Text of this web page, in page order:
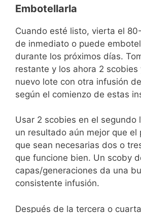
Embotellarla
Cuando esté listo, vierta el
de inmediato o puede
durante los próximos días.
restante y los ahora 2 scobies
nuevo lote con otra infusión
según el comienzo de estas
Usar 2 scobies en el segundo
un resultado aún mejor que el
que sean necesarias dos o
que funcione bien. Un scoby
capas/generaciones da una
consistente infusión.
Después de la tercera o